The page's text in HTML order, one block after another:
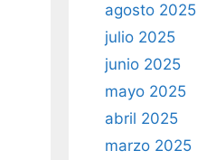
agosto 2025
julio 2025
junio 2025
mayo 2025
abril 2025
marzo 2025